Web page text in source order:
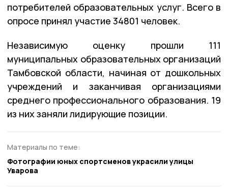
потребителей образовательных услуг. Всего в
опросе принял участие 34801 человек.
Независимую оценку прошли 111
муниципальных образовательных организаций
Тамбовской области, начиная от дошкольных
учреждений и заканчивая организациями
среднего профессионального образования. 19
из них заняли лидирующие позиции.
Материалы по теме:
Фотографии юных спортсменов украсили улицы
Уварова